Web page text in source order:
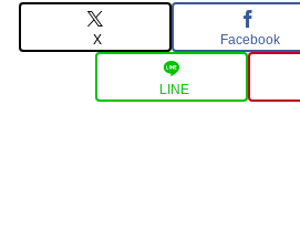
X Facebook
LINE